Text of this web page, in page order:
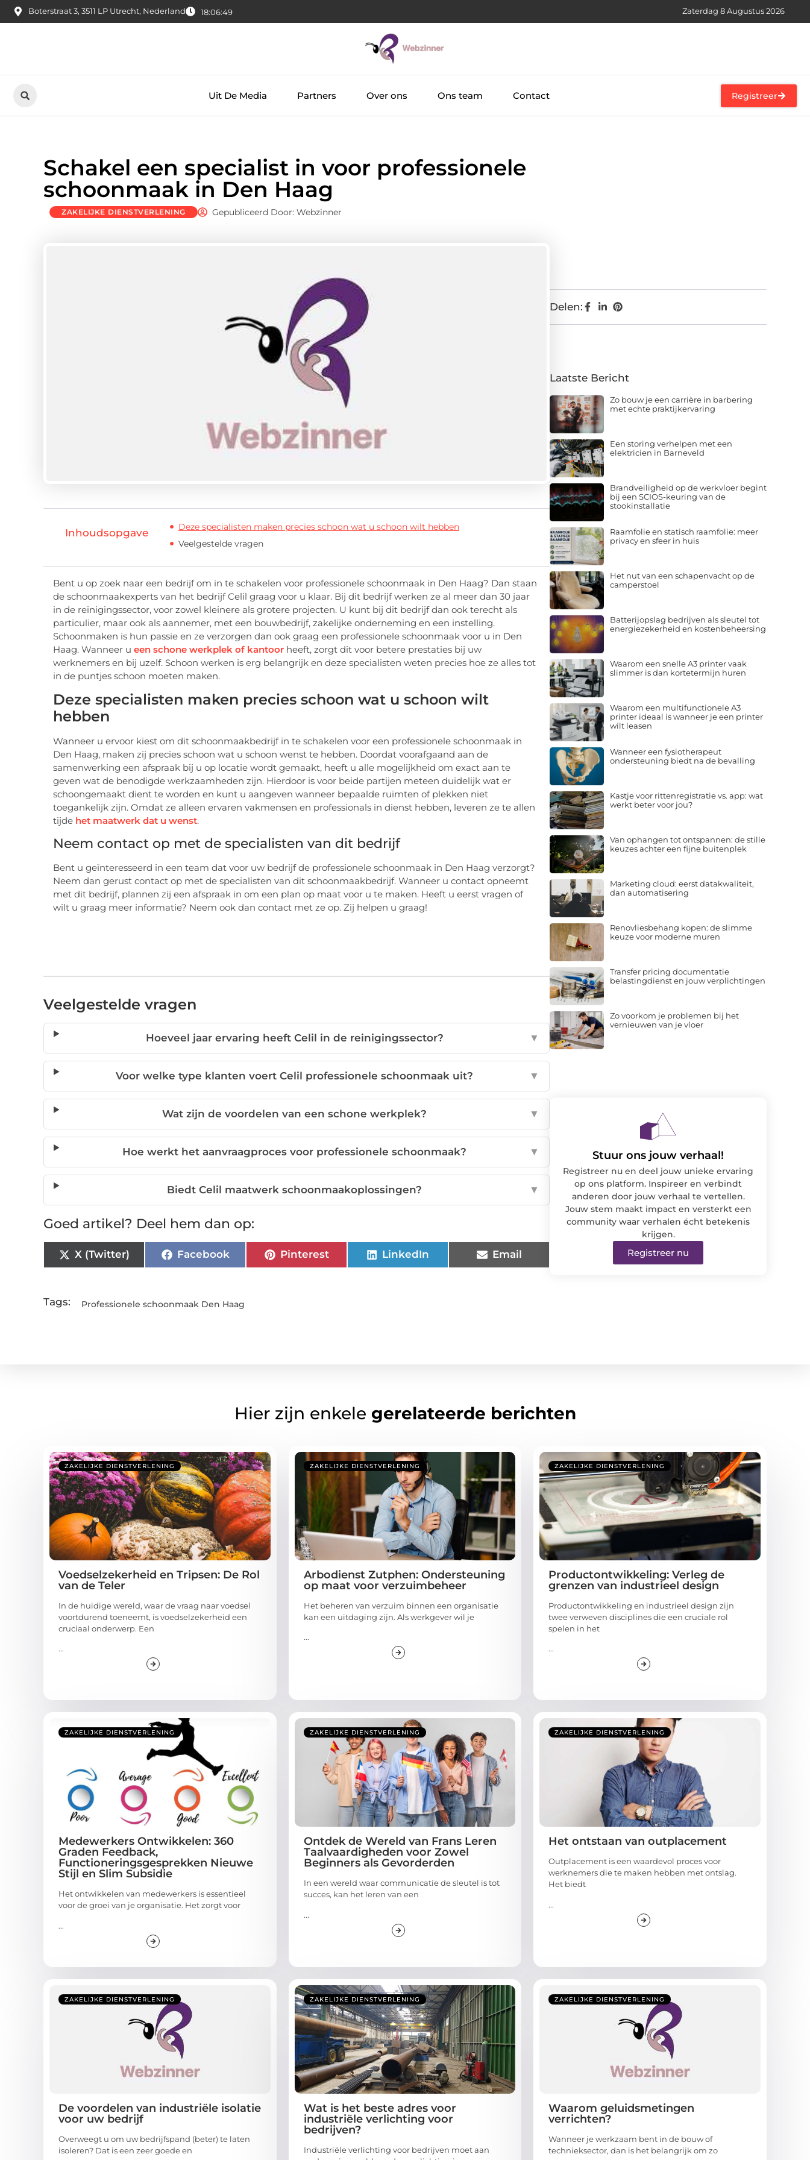
Boterstraat 3, 3511 LP Utrecht, Nederland 18:06:51 Zaterdag 8 Augustus 2026
Uit De Media Partners Over ons Ons team Contact Registreer
Schakel een specialist in voor professionele
schoonmaak in Den Haag
ZAKELIJKE DIENSTVERLENING Gepubliceerd Door: Webzinner
Inhoudsopgave
Deze specialisten maken precies schoon wat u schoon wilt hebben
Veelgestelde vragen
Bent u op zoek naar een bedrijf om in te schakelen voor professionele schoonmaak in Den Haag? Dan staan
de schoonmaakexperts van het bedrijf Celil graag voor u klaar. Bij dit bedrijf werken ze al meer dan 30 jaar
in de reinigingssector, voor zowel kleinere als grotere projecten. U kunt bij dit bedrijf dan ook terecht als
particulier, maar ook als aannemer, met een bouwbedrijf, zakelijke onderneming en een instelling.
Schoonmaken is hun passie en ze verzorgen dan ook graag een professionele schoonmaak voor u in Den
Haag. Wanneer u een schone werkplek of kantoor heeft, zorgt dit voor betere prestaties bij uw
werknemers en bij uzelf. Schoon werken is erg belangrijk en deze specialisten weten precies hoe ze alles tot
in de puntjes schoon moeten maken.
Deze specialisten maken precies schoon wat u schoon wilt
hebben
Wanneer u ervoor kiest om dit schoonmaakbedrijf in te schakelen voor een professionele schoonmaak in
Den Haag, maken zij precies schoon wat u schoon wenst te hebben. Doordat voorafgaand aan de
samenwerking een afspraak bij u op locatie wordt gemaakt, heeft u alle mogelijkheid om exact aan te
geven wat de benodigde werkzaamheden zijn. Hierdoor is voor beide partijen meteen duidelijk wat er
schoongemaakt dient te worden en kunt u aangeven wanneer bepaalde ruimten of plekken niet
toegankelijk zijn. Omdat ze alleen ervaren vakmensen en professionals in dienst hebben, leveren ze te allen
tijde het maatwerk dat u wenst.
Neem contact op met de specialisten van dit bedrijf
Bent u geïnteresseerd in een team dat voor uw bedrijf de professionele schoonmaak in Den Haag verzorgt?
Neem dan gerust contact op met de specialisten van dit schoonmaakbedrijf. Wanneer u contact opneemt
met dit bedrijf, plannen zij een afspraak in om een plan op maat voor u te maken. Heeft u eerst vragen of
wilt u graag meer informatie? Neem ook dan contact met ze op. Zij helpen u graag!
Veelgestelde vragen
Hoeveel jaar ervaring heeft Celil in de reinigingssector? ▼
Voor welke type klanten voert Celil professionele schoonmaak uit? ▼
Wat zijn de voordelen van een schone werkplek? ▼
Hoe werkt het aanvraagproces voor professionele schoonmaak? ▼
Biedt Celil maatwerk schoonmaakoplossingen? ▼
Goed artikel? Deel hem dan op:
X (Twitter) Facebook Pinterest LinkedIn Email
Tags: Professionele schoonmaak Den Haag
Delen:
Laatste Bericht
Zo bouw je een carrière in barbering
met echte praktijkervaring
Een storing verhelpen met een
elektricien in Barneveld
Brandveiligheid op de werkvloer begint
bij een SCIOS-keuring van de
stookinstallatie
Raamfolie en statisch raamfolie: meer
privacy en sfeer in huis
Het nut van een schapenvacht op de
camperstoel
Batterijopslag bedrijven als sleutel tot
energiezekerheid en kostenbeheersing
Waarom een snelle A3 printer vaak
slimmer is dan kortetermijn huren
Waarom een multifunctionele A3
printer ideaal is wanneer je een printer
wilt leasen
Wanneer een fysiotherapeut
ondersteuning biedt na de bevalling
Kastje voor rittenregistratie vs. app: wat
werkt beter voor jou?
Van ophangen tot ontspannen: de stille
keuzes achter een fijne buitenplek
Marketing cloud: eerst datakwaliteit,
dan automatisering
Renovliesbehang kopen: de slimme
keuze voor moderne muren
Transfer pricing documentatie
belastingdienst en jouw verplichtingen
Zo voorkom je problemen bij het
vernieuwen van je vloer
Stuur ons jouw verhaal!
Registreer nu en deel jouw unieke ervaring
op ons platform. Inspireer en verbindt
anderen door jouw verhaal te vertellen.
Jouw stem maakt impact en versterkt een
community waar verhalen écht betekenis
krijgen.
Registreer nu
Hier zijn enkele gerelateerde berichten
ZAKELIJKE DIENSTVERLENING
Voedselzekerheid en Tripsen: De Rol
van de Teler
In de huidige wereld, waar de vraag naar voedsel
voortdurend toeneemt, is voedselzekerheid een
cruciaal onderwerp. Een
...
ZAKELIJKE DIENSTVERLENING
Arbodienst Zutphen: Ondersteuning
op maat voor verzuimbeheer
Het beheren van verzuim binnen een organisatie
kan een uitdaging zijn. Als werkgever wil je
...
ZAKELIJKE DIENSTVERLENING
Productontwikkeling: Verleg de
grenzen van industrieel design
Productontwikkeling en industrieel design zijn
twee verweven disciplines die een cruciale rol
spelen in het
...
ZAKELIJKE DIENSTVERLENING
Medewerkers Ontwikkelen: 360
Graden Feedback,
Functioneringsgesprekken Nieuwe
Stijl en Slim Subsidie
Het ontwikkelen van medewerkers is essentieel
voor de groei van je organisatie. Het zorgt voor
...
ZAKELIJKE DIENSTVERLENING
Ontdek de Wereld van Frans Leren
Taalvaardigheden voor Zowel
Beginners als Gevorderden
In een wereld waar communicatie de sleutel is tot
succes, kan het leren van een
...
ZAKELIJKE DIENSTVERLENING
Het ontstaan van outplacement
Outplacement is een waardevol proces voor
werknemers die te maken hebben met ontslag.
Het biedt
...
ZAKELIJKE DIENSTVERLENING
De voordelen van industriële isolatie
voor uw bedrijf
Overweegt u om uw bedrijfspand (beter) te laten
isoleren? Dat is een zeer goede en
ZAKELIJKE DIENSTVERLENING
Wat is het beste adres voor
industriële verlichting voor
bedrijven?
Industriële verlichting voor bedrijven moet aan
ZAKELIJKE DIENSTVERLENING
Waarom geluidsmetingen
verrichten?
Wanneer je werkzaam bent in de bouw of
technieksector, dan is het belangrijk om zo